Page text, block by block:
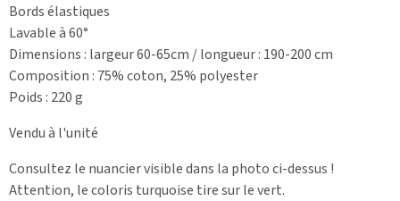
Bords élastiques
Lavable à 60°
Dimensions : largeur 60-65cm / longueur : 190-200 cm
Composition : 75% coton, 25% polyester
Poids : 220 g
Vendu à l'unité
Consultez le nuancier visible dans la photo ci-dessus !
Attention, le coloris turquoise tire sur le vert.